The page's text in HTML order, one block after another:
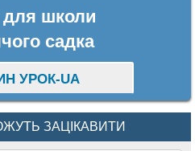
школи
садка
УРОК-UA
ЗАЦІКАВИТИ